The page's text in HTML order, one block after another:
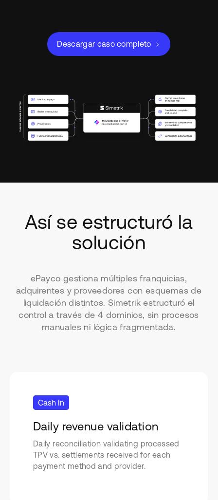
Descargar caso completo
Así se estructuró la
solución
ePayco gestiona múltiples franquicias,
adquirentes y proveedores con esquemas de
liquidación distintos. Simetrik estructuró el
control a través de 4 dominios, sin procesos
manuales ni lógica fragmentada.
Cash In
Daily revenue validation
Daily reconciliation validating processed
TPV vs. settlements received for each
payment method and provider.